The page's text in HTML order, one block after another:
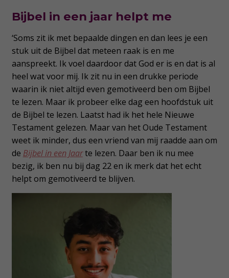
Bijbel in een jaar helpt me
‘Soms zit ik met bepaalde dingen en dan lees je een
stuk uit de Bijbel dat meteen raak is en me
aanspreekt. Ik voel daardoor dat God er is en dat is al
heel wat voor mij. Ik zit nu in een drukke periode
waarin ik niet altijd even gemotiveerd ben om Bijbel
te lezen. Maar ik probeer elke dag een hoofdstuk uit
de Bijbel te lezen. Laatst had ik het hele Nieuwe
Testament gelezen. Maar van het Oude Testament
weet ik minder, dus een vriend van mij raadde aan om
de Bijbel in een Jaarte lezen. Daar ben ik nu mee
bezig, ik ben nu bij dag 22 en ik merk dat het echt
helpt om gemotiveerd te blijven.